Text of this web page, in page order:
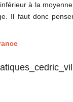
à la
Il faut donc